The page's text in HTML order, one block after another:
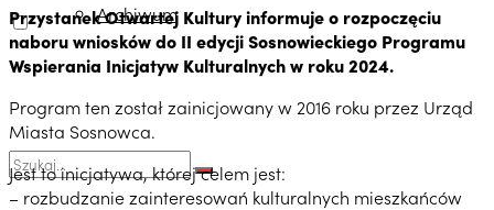
Archiwum
Przystanek Otwartej Kultury informuje o rozpoczęciu
naboru wniosków do II edycji Sosnowieckiego Programu
Wspierania Inicjatyw Kulturalnych w roku 2024.
Program ten został zainicjowany w 2016 roku przez Urząd
Miasta Sosnowca.
Jest to inicjatywa, której celem jest:
– rozbudzanie zainteresowań kulturalnych mieszkańców